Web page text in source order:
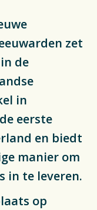
zet
de
in
eerste
en biedt
manier om
in te leveren.
op